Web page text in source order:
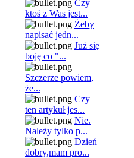
Czy
ktoś z Was jest...
Żeby
napisać jedn...
Już się
boję co "...
Szczerze powiem,
że...
Czy
ten artykuł jes...
Nie.
Należy tylko p...
Dzień
dobry,mam pro...